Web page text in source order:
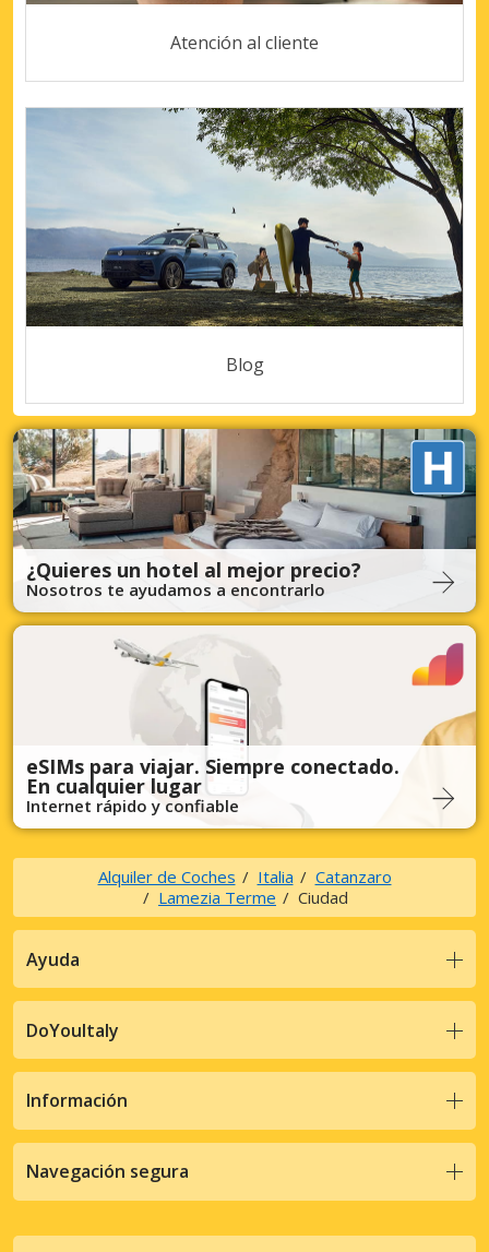
Atención al cliente
Blog
¿Quieres un hotel al mejor precio?
Nosotros te ayudamos a encontrarlo
eSIMs para viajar. Siempre conectado.
En cualquier lugar
Internet rápido y confiable
Alquiler de Coches Italia
Catanzaro
Lamezia Terme
Ciudad
Ayuda
DoYouItaly
Información
Navegación segura